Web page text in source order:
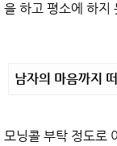
을 하고 평소에 하지
남자의 마음까지
모닝콜 부탁 정도로